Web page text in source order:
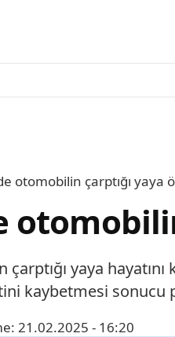
otomobilin çarptığı yaya
çarptığı yaya
kaybetmesi sonucu
21.02.2025 - 16:20